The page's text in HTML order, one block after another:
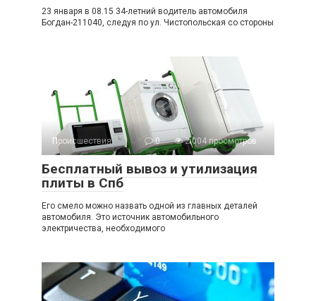
23 января в 08.15 34-летний водитель автомобиля
Богдан-211040, следуя по ул. Чистопольская со стороны
Происшествия 0 2 004 просмотров
Бесплатный вывоз и утилизация
плиты в Спб
Его смело можно назвать одной из главных деталей
автомобиля. Это источник автомобильного
электричества, необходимого